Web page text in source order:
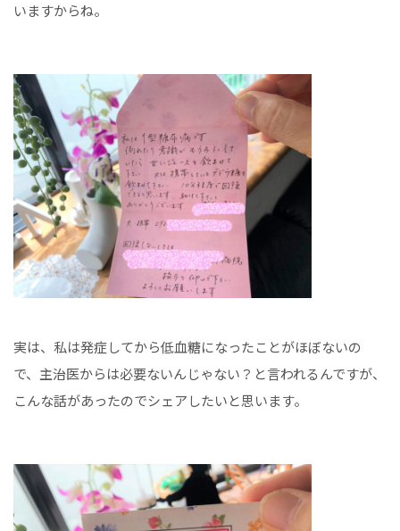
いますからね。
実は、私は発症してから低血糖になったことがほぼないの
で、主治医からは必要ないんじゃない？と言われるんですが、
こんな話があったのでシェアしたいと思います。